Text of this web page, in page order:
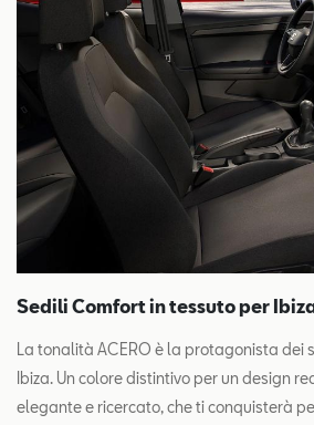
Sedili Comfort in tessuto per
La tonalità ACERO è la protagonista
Ibiza. Un colore distintivo per un design
elegante e ricercato, che ti conquisterà